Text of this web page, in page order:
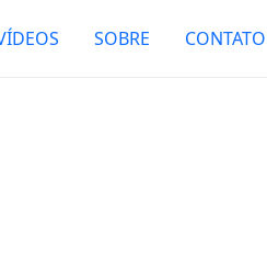
SOBRE CONTATO